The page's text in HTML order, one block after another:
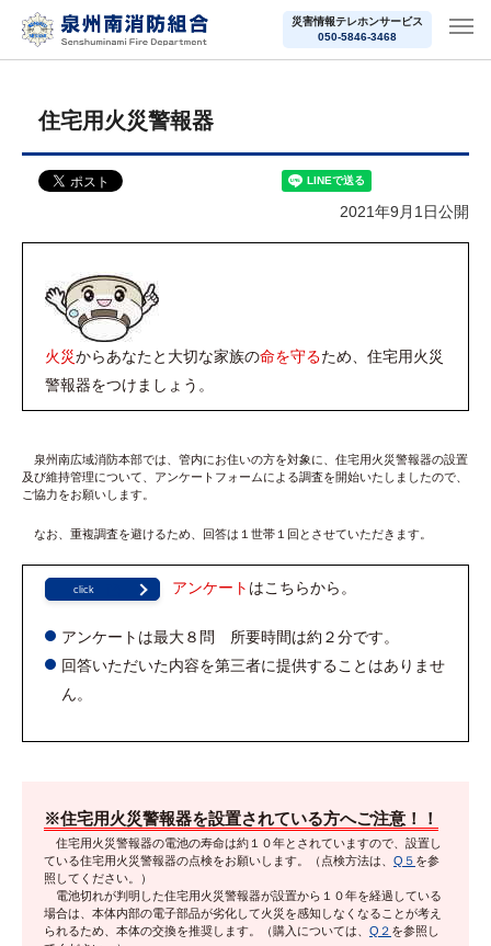
災害情報テレホンサービス
050-5846-3468
住宅用火災警報器
2021年9月1日公開
火災からあなたと大切な家族の命を守るため、住宅用火災
警報器をつけましょう。
泉州南広域消防本部では、管内にお住いの方を対象に、住宅用火災警報器の設置
及び維持管理について、アンケートフォームによる調査を開始いたしましたので、
ご協力をお願いします。
なお、重複調査を避けるため、回答は１世帯１回とさせていただきます。
click アンケート はこちらから。
アンケートは最大８問 所要時間は約２分です。
回答いただいた内容を第三者に提供することはありませ
ん。
※住宅用火災警報器を設置されている方へご注意！！
住宅用火災警報器の電池の寿命は約１０年とされていますので、設置し
ている住宅用火災警報器の点検をお願いします。（点検方法は、 Q５ を参
照してください。）
電池切れが判明した住宅用火災警報器が設置から１０年を経過している
場合は、本体内部の電子部品が劣化して火災を感知しなくなることが考え
られるため、本体の交換を推奨します。（購入については、 Q２ を参照し